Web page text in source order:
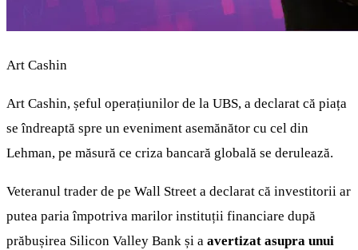
Art Cashin
Art Cashin, șeful operațiunilor de la UBS, a declarat că piața
se îndreaptă spre un eveniment asemănător cu cel din
Lehman, pe măsură ce criza bancară globală se derulează.
Veteranul trader de pe Wall Street a declarat că investitorii ar
putea paria împotriva marilor instituții financiare după
prăbușirea Silicon Valley Bank și a avertizat asupra unui